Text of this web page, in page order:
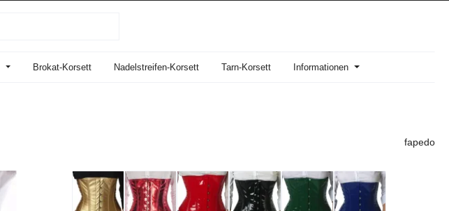
Brokat-Korsett Nadelstreifen-Korsett Tarn-Korsett Informationen
fapedo